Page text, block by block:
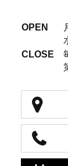
OPEN
CLOSE